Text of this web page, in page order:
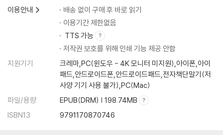
21 로레토의 산타 카사, 자유와 해방을 지켜주는 성당
Part 4 중세의 마음: 불안 그리고 구원에 대한 갈망
22 카라반과 무역선을 통해 실려온 중세의 공포, 페스트
페스트에 대한 처방
23 페스트가 몰고온 종말론 광풍, 마녀사냥이 시작되다
이용안내
배송 없이 구매 후 바로 읽기
이용기간 제한없음
TTS 가능
저작권 보호를 위해 인쇄 기능 제공 안함
지원기기
크레마,PC(윈도우 - 4K 모니터 미지원),아이폰,아이
패드,안드로이드폰,안드로이드패드,전자책단말기(저
사양 기기 사용 불가),PC(Mac)
파일/용량
EPUB(DRM) | 198.74MB
ISBN13
9791170870746